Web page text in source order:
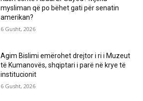
mysliman që po bëhet gati për senatin
amerikan?
6 Gusht, 2026
Agim Bislimi emërohet drejtor i ri i Muzeut
të Kumanovës, shqiptari i parë në krye të
institucionit
6 Gusht, 2026